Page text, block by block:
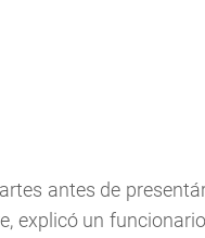
antes de
explicó un